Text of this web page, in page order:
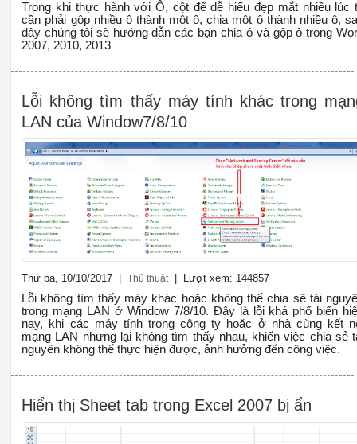
Trong khi thực hành với Ô, cột để dễ hiểu đẹp mắt nhiều lúc
cần phải gộp nhiều ô thành một ô, chia một ô thành nhiều ô,
đây chúng tôi sẽ hướng dẫn các bạn chia ô và gộp ô trong
2007, 2010, 2013
Lỗi không tìm thấy máy tính khác trong
LAN của Window7/8/10
Thứ ba, 10/10/2017 |Thủ thuật | Lượt xem: 144857
Lỗi không tìm thấy máy khác hoặc không thể chia sẽ tài
trong mạng LAN ở Window 7/8/10. Đây là lỗi khá phổ biến
nay, khi các máy tính trong công ty hoặc ở nhà cùng kết
mạng LAN nhưng lại không tìm thấy nhau, khiến việc chia sẻ
nguyên không thể thực hiện được, ảnh hưởng đến công việc.
Hiển thị Sheet tab trong Excel 2007 bị ẩn